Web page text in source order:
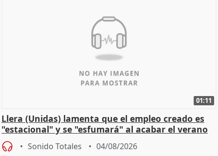
01:11
Llera (Unidas) lamenta que el empleo creado es
"estacional" y se "esfumará" al acabar el verano
Sonido Totales 04/08/2026